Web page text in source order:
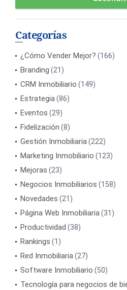
Categorías
¿Cómo Vender Mejor? (166)
Branding (21)
CRM Inmobiliario (149)
Estrategia(86)
Eventos (29)
Fidelización (8)
Gestión Inmobiliaria(222)
Marketing Inmobiliario (123)
Mejoras (23)
Negocios Inmobiliarios (158)
Novedades (21)
Página Web Inmobiliaria(31)
Productividad (38)
Rankings (1)
Red Inmobiliaria(27)
Software Inmobiliario (50)
Tecnología para negocios de